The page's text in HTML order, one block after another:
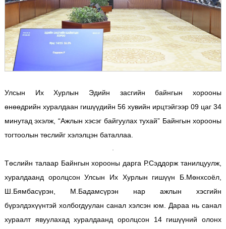
Улсын Их Хурлын Эдийн засгийн байнгын хорооны
өнөөдрийн хуралдаан гишүүдийн 56 хувийн ирцтэйгээр 09 цаг 34
минутад эхэлж, “Ажлын хэсэг байгуулах тухай” Байнгын хорооны
тогтоолын төслийг хэлэлцэн баталлаа.
Төслийн талаар Байнгын хорооны дарга Р.Сэддорж танилцуулж,
хуралдаанд оролцсон Улсын Их Хурлын гишүүн Б.Мөнхсоёл,
Ш.Бямбасүрэн, М.Бадамсүрэн нар ажлын хэсгийн
бүрэлдэхүүнтэй холбогдуулан санал хэлсэн юм. Дараа нь санал
хураалт явуулахад хуралдаанд оролцсон 14 гишүүний олонх